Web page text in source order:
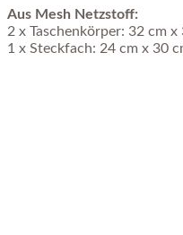
Aus Mesh Netzstoff:
2 x Taschenkörper: 32 cm x
1 x Steckfach: 24 cm x 30